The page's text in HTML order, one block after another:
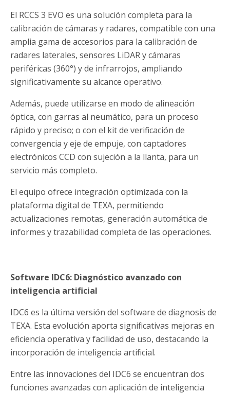
El RCCS 3 EVO es una solución completa para la
calibración de cámaras y radares, compatible con una
amplia gama de accesorios para la calibración de
radares laterales, sensores LiDAR y cámaras
periféricas (360°) y de infrarrojos, ampliando
significativamente su alcance operativo.
Además, puede utilizarse en modo de alineación
óptica, con garras al neumático, para un proceso
rápido y preciso; o con el kit de verificación de
convergencia y eje de empuje, con captadores
electrónicos CCD con sujeción a la llanta, para un
servicio más completo.
El equipo ofrece integración optimizada con la
plataforma digital de TEXA, permitiendo
actualizaciones remotas, generación automática de
informes y trazabilidad completa de las operaciones.
Software IDC6: Diagnóstico avanzado con
inteligencia artificial
IDC6 es la última versión del software de diagnosis de
TEXA. Esta evolución aporta significativas mejoras en
eficiencia operativa y facilidad de uso, destacando la
incorporación de inteligencia artificial.
Entre las innovaciones del IDC6 se encuentran dos
funciones avanzadas con aplicación de inteligencia